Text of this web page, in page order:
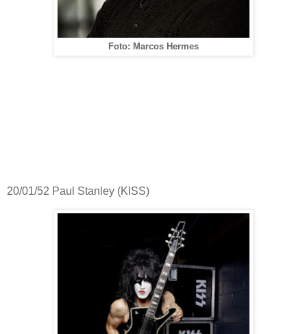
Foto: Marcos Hermes
20/01/52 Paul Stanley (KISS)